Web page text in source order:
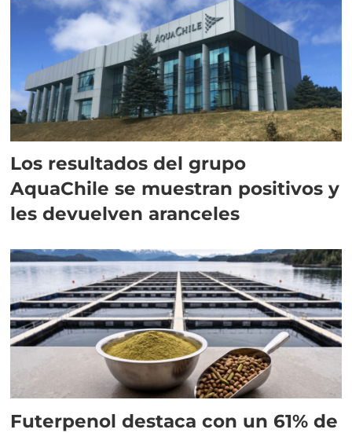
Los resultados del grupo
AquaChile se muestran positivos y
les devuelven aranceles
Futerpenol destaca con un 61% de